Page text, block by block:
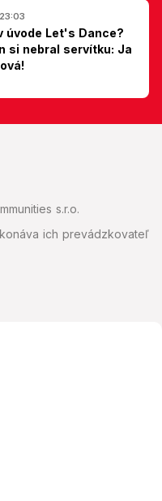
úvode Let's Dance?
si nebral servítku: Ja
s.r.o.
ich prevádzkovateľ